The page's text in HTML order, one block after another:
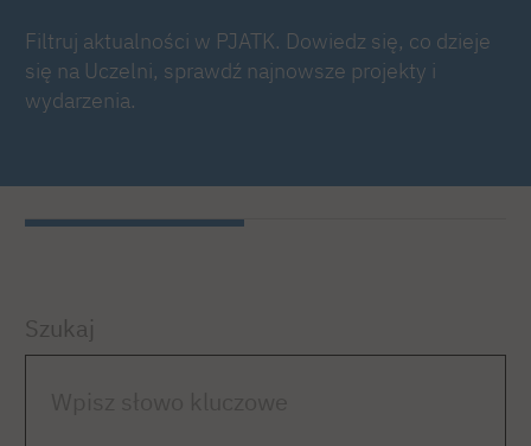
Filtruj aktualności w PJATK. Dowiedz się, co dzieje
się na Uczelni, sprawdź najnowsze projekty i
wydarzenia.
Szukaj